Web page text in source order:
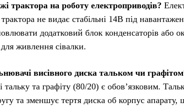
трактора на роботу електроприводів?
не видає стабільні 14В під
додатковий блок конденсаторів або
живлення сівалки.
висівного диска тальком чи
та графіту (80/20) є обов’язковим.
та зменшує тертя диска об корпус